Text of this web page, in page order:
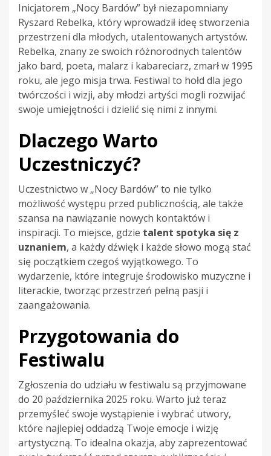
Inicjatorem „Nocy Bardów” był niezapomniany
Ryszard Rebelka, który wprowadził ideę stworzenia
przestrzeni dla młodych, utalentowanych artystów.
Rebelka, znany ze swoich różnorodnych talentów
jako bard, poeta, malarz i kabareciarz, zmarł w 1995
roku, ale jego misja trwa. Festiwal to hołd dla jego
twórczości i wizji, aby młodzi artyści mogli rozwijać
swoje umiejętności i dzielić się nimi z innymi.
Dlaczego Warto
Uczestniczyć?
Uczestnictwo w „Nocy Bardów” to nie tylko
możliwość występu przed publicznością, ale także
szansa na nawiązanie nowych kontaktów i
inspiracji. To miejsce, gdzie talent spotyka się z
uznaniem, a każdy dźwięk i każde słowo mogą stać
się początkiem czegoś wyjątkowego. To
wydarzenie, które integruje środowisko muzyczne i
literackie, tworząc przestrzeń pełną pasji i
zaangażowania.
Przygotowania do
Festiwalu
Zgłoszenia do udziału w festiwalu są przyjmowane
do 20 października 2025 roku. Warto już teraz
przemyśleć swoje wystąpienie i wybrać utwory,
które najlepiej oddadzą Twoje emocje i wizję
artystyczną. To idealna okazja, aby zaprezentować